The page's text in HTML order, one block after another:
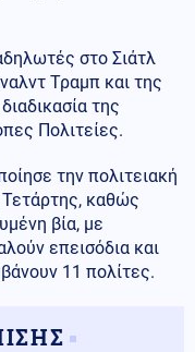
στο Σιάτλ
Τραμπ και της
της
Πολιτείες.
την πολιτειακή
καθώς
βία, με
επεισόδια και
11 πολίτες.